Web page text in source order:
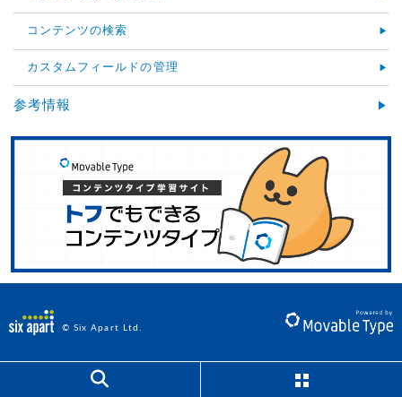
コンテンツの検索
カスタムフィールドの管理
参考情報
© Six Apart Ltd.